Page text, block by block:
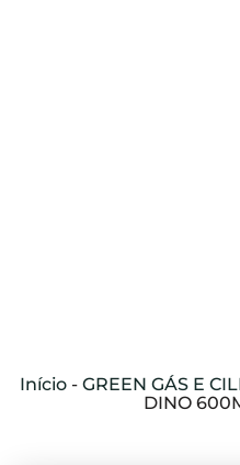
Início - GREEN GÁS E
DINO